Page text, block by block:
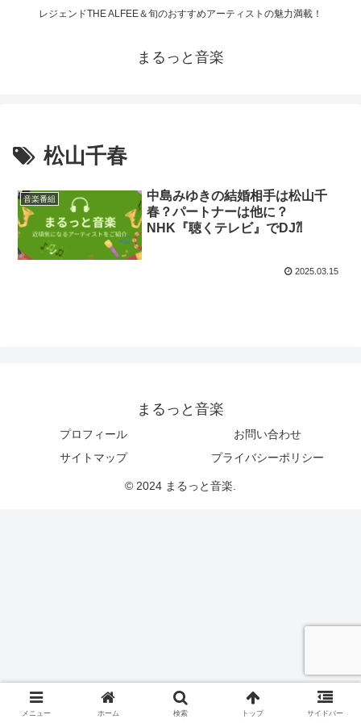
レジェンドTHE ALFEE＆旬のおすすめアーティストの魅力満載！
まるっと音楽
松山千春
音楽番組
中島みゆきの結婚相手は松山千
春？パートナーは他に？
NHK『聴くテレビ』でDJ⁈
2025.03.15
まるっと音楽
プロフィール
お問い合わせ
サイトマップ
プライバシーポリシー
© 2024 まるっと音楽.
メニュー ホーム 検索 トップ サイドバー